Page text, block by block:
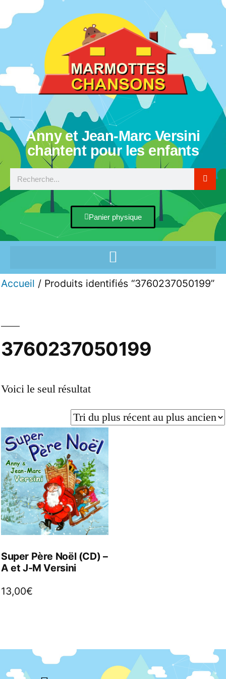
Anny et Jean-Marc Versini
chantent pour les enfants
Panier physique
Accueil / Produits identifiés “3760237050199”
3760237050199
Voici le seul résultat
Super Père Noël (CD) –
A et J-M Versini
13,00€